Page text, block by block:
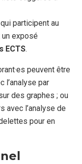
participent au
exposé
ECTS.
peuvent être
l’analyse par
des graphes ; ou
avec l’analyse de
pour en